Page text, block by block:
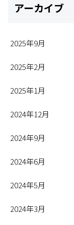
アーカイブ
2025年9月
2025年2月
2025年1月
2024年12月
2024年9月
2024年6月
2024年5月
2024年3月